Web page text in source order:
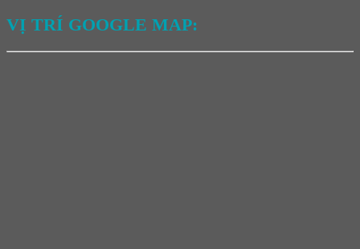
VỊ TRÍ GOOGLE MAP: